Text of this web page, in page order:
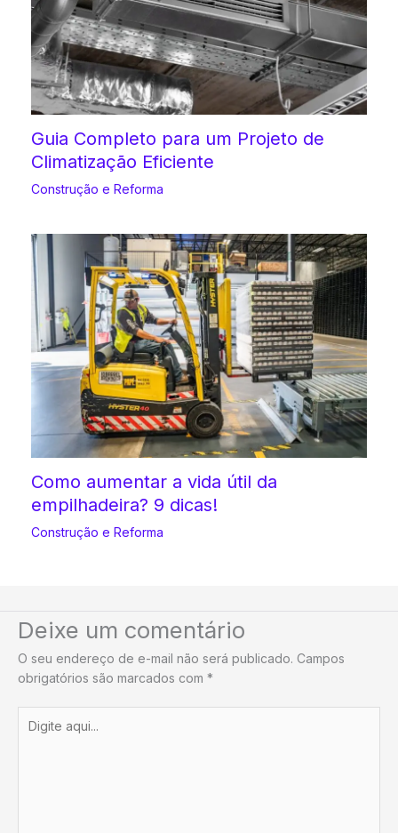
Guia Completo para um Projeto de
Climatização Eficiente
Construção e Reforma
Como aumentar a vida útil da
empilhadeira? 9 dicas!
Construção e Reforma
Deixe um comentário
O seu endereço de e-mail não será publicado. Campos
obrigatórios são marcados com *
aqui...